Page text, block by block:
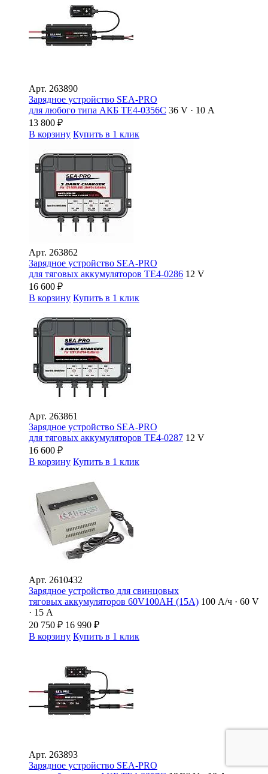
Арт. 263890
Зарядное устройство SEA-PRO
для любого типа АКБ ТЕ4-0356С 36 V · 10 А
13 800 ₽
В корзину Купить в 1 клик
Арт. 263862
Зарядное устройство SEA-PRO
для тяговых аккумуляторов ТЕ4-0286 12 V
16 600 ₽
В корзину Купить в 1 клик
Арт. 263861
Зарядное устройство SEA-PRO
для тяговых аккумуляторов ТЕ4-0287 12 V
16 600 ₽
В корзину Купить в 1 клик
Арт. 2610432
Зарядное устройство для свинцовых
тяговых аккумуляторов 60V100AН (15A) 100 А/ч · 60 V
· 15 А
20 750 ₽ 16 990 ₽
В корзину Купить в 1 клик
Арт. 263893
Зарядное устройство SEA-PRO